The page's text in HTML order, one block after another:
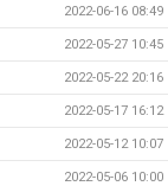
2022-06-16 08:49
2022-05-27 10:45
2022-05-22 20:16
2022-05-17 16:12
2022-05-12 10:07
2022-05-06 10:00